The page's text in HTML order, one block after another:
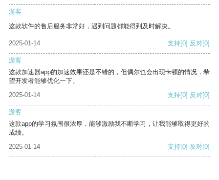
游客
这款软件的售后服务非常好，遇到问题都能得到及时解决。
2025-01-14 支持[0] 反对[0]
游客
这款加速器app的加速效果还是不错的，但偶尔也会出现卡顿的情况，希
望开发者能够优化一下。
2025-01-14
支持[0] 反对[0]
游客
这款app的学习氛围很浓厚，能够激励我不断学习，让我能够取得更好的
成绩。
2025-01-14
支持[0] 反对[0]